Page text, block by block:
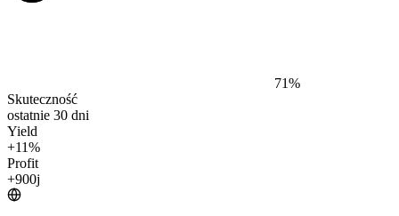
71%
Skuteczność
ostatnie 30 dni
Yield
+11%
Profit
+900j